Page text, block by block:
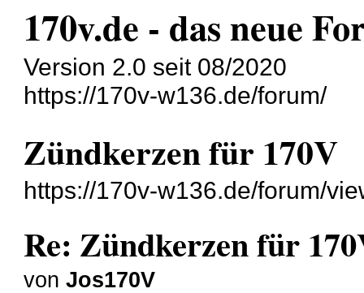
170v.de - das neue
Version 2.0 seit 08/2020
https://170v-w136.de/forum/
Zündkerzen für 170V
https://170v-w136.de/forum/
Re: Zündkerzen für
vonJos170V